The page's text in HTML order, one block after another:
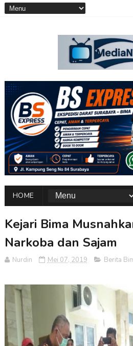
HOME
Kejari Bima
Narkoba dan Sajam
Nurdin Mei 07, 2019 Berita